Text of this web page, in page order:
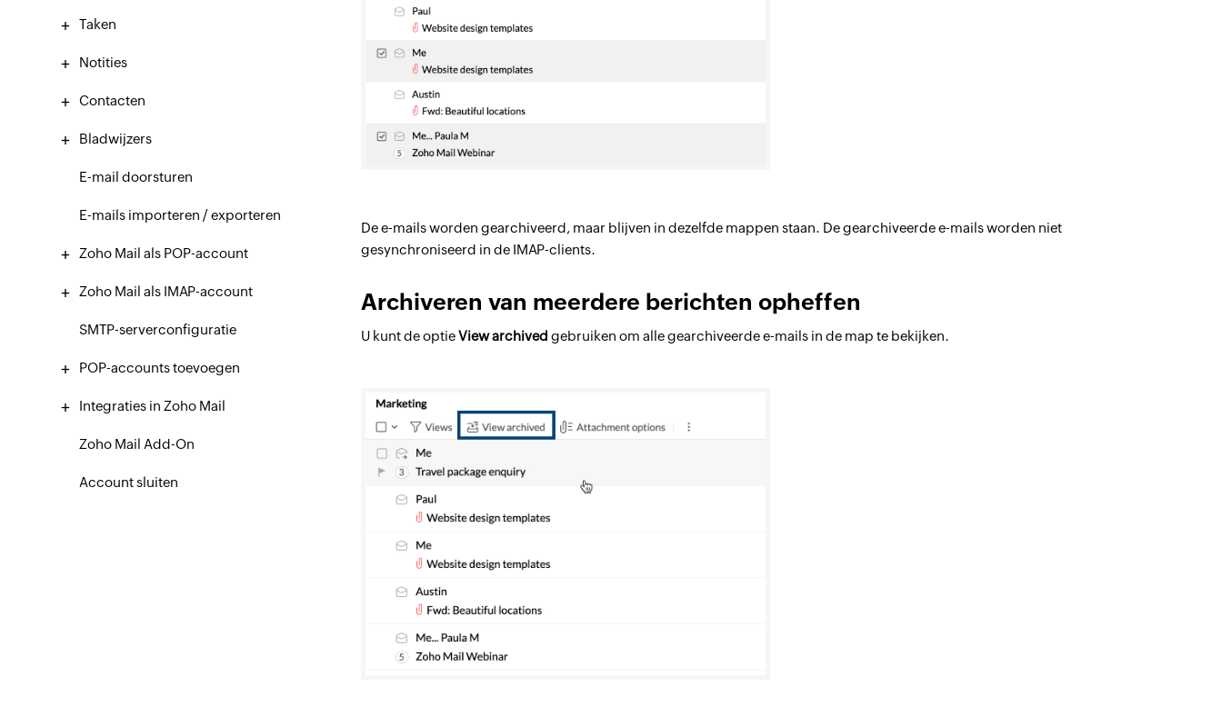
Taken
Notities
Contacten
Bladwijzers
E-mail doorsturen
E-mails importeren / exporteren
Zoho Mail als POP-account
Zoho Mail als IMAP-account
SMTP-serverconfiguratie
POP-accounts toevoegen
Integraties in Zoho Mail
Zoho Mail Add-On
Account sluiten
De e-mails worden gearchiveerd, maar blijven in dezelfde mappen staan. De gearchiveerde e-mails worden niet
gesynchroniseerd in de IMAP-clients.
Archiveren van meerdere berichten opheffen
U kunt de optieView archived gebruiken om alle gearchiveerde e-mails in de map te bekijken.